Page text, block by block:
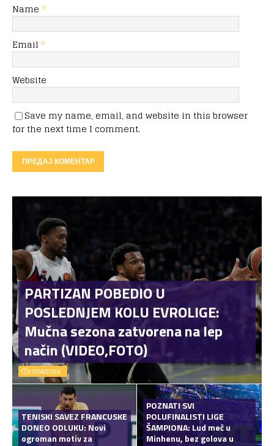
Name *
Email *
Website
Save my name, email, and website in this browser
for the next time I comment.
PARTIZAN POBEDIO U
POSLEDNJEM KOLU EVROLIGE:
Mučna sezona zatvorena na lep
način (VIDEO,FOTO)
17/04/2026
TENISKI SAVEZ FRANCUSKE
DONEO ODLUKU: Novi
ogroman motiv za
POZNATI SVI
POLUFINALISTI LIGE
ŠAMPIONA: Lud meč u
Minhenu, bez golova u